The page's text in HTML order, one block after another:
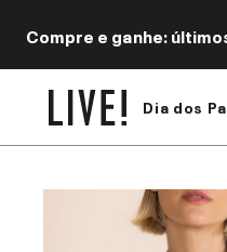
Compre e ganhe:
Dia dos